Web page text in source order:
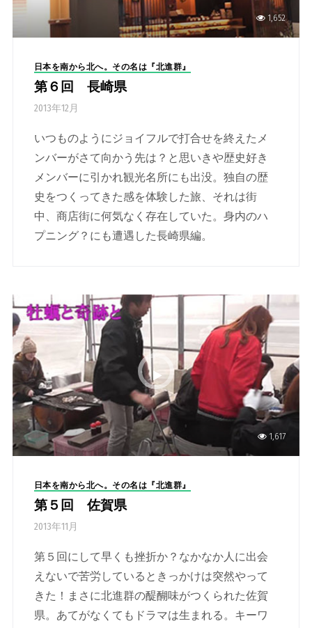
1,652
日本を南から北へ。その名は『北進群』
第６回 長崎県
2013年12月
いつものようにジョイフルで打合せを終えたメ
ンバーがさて向かう先は？と思いきや歴史好き
メンバーに引かれ観光名所にも出没。独自の歴
史をつくってきた感を体験した旅、それは街
中、商店街に何気なく存在していた。身内のハ
プニング？にも遭遇した長崎県編。
1,617
日本を南から北へ。その名は『北進群』
第５回 佐賀県
2013年11月
第５回にして早くも挫折か？なかなか人に出会
えないで苦労しているときっかけは突然やって
きた！まさに北進群の醍醐味がつくられた佐賀
県。あてがなくてもドラマは生まれる。キーワ